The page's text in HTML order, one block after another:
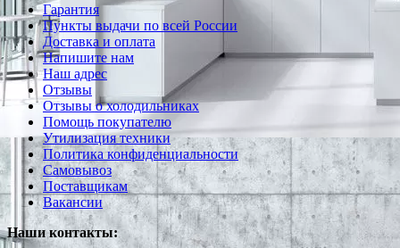
Гарантия
Пункты выдачи по всей России
Доставка и оплата
Напишите нам
Наш адрес
Отзывы
Отзывы о холодильниках
Помощь покупателю
Утилизация техники
Политика конфиденциальности
Самовывоз
Поставщикам
Вакансии
Наши контакты: